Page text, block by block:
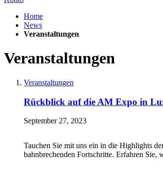
Home
News
Veranstaltungen
Veranstaltungen
Veranstaltungen
Rückblick auf die AM Expo in
September 27, 2023
Tauchen Sie mit uns ein in die Highlights
bahnbrechenden Fortschritte. Erfahren